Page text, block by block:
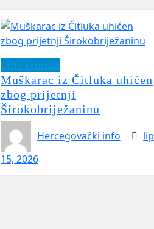
Muškarac iz Čitluka uhićen
zbog prijetnji
Širokobriježaninu
Hercegovački info
lip
15, 2026